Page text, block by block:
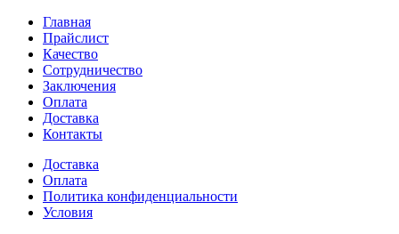
Главная
Прайслист
Качество
Сотрудничество
Заключения
Оплата
Доставка
Контакты
Доставка
Оплата
Политика конфиденциальности
Условия